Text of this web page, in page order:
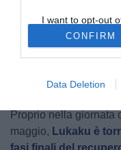
I want to opt-out
Retention, Sale,
Personal Data
Purposes for
Opted Out
CONFIRM
Data Deletion
Coppa del Belgio
Anderlecht
in Belgio.
Proprio nella giornata
maggio, Lukaku è